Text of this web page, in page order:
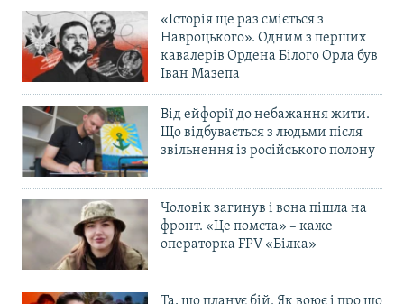
«Історія ще раз сміється з
Навроцького». Одним з перших
кавалерів Ордена Білого Орла був
Іван Мазепа
Від ейфорії до небажання жити.
Що відбувається з людьми після
звільнення із російського полону
Чоловік загинув і вона пішла на
фронт. «Це помста» – каже
операторка FPV «Білка»